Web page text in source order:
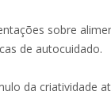
sobre
de autocuidado.
da criatividade